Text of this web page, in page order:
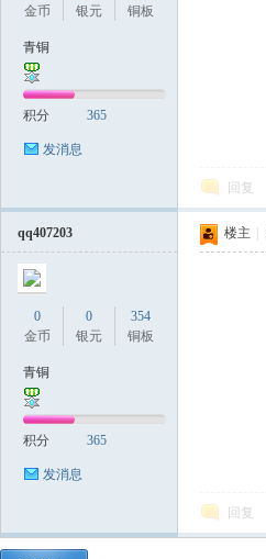
私
金币
银元
铜板
青铜
积分 365
发消息
回复
qq407203
0
金币
0
银元
354
铜板
青铜
积分 365
发消息
楼主
回复